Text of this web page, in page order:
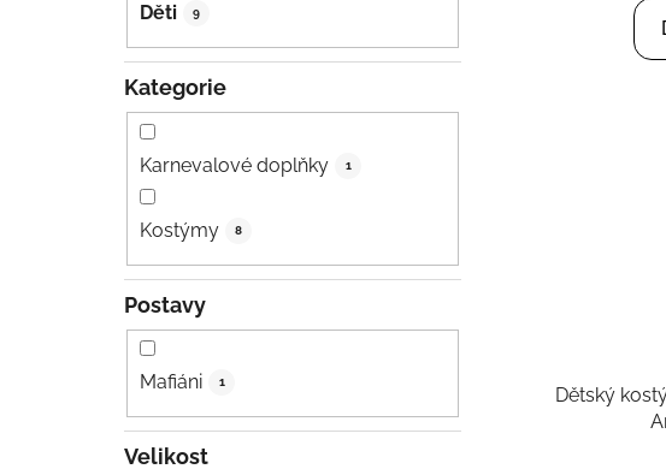
Děti 9
Kategorie
Karnevalové doplňky 1
Kostýmy 8
Postavy
Mafiáni 1
Velikost
Dětský